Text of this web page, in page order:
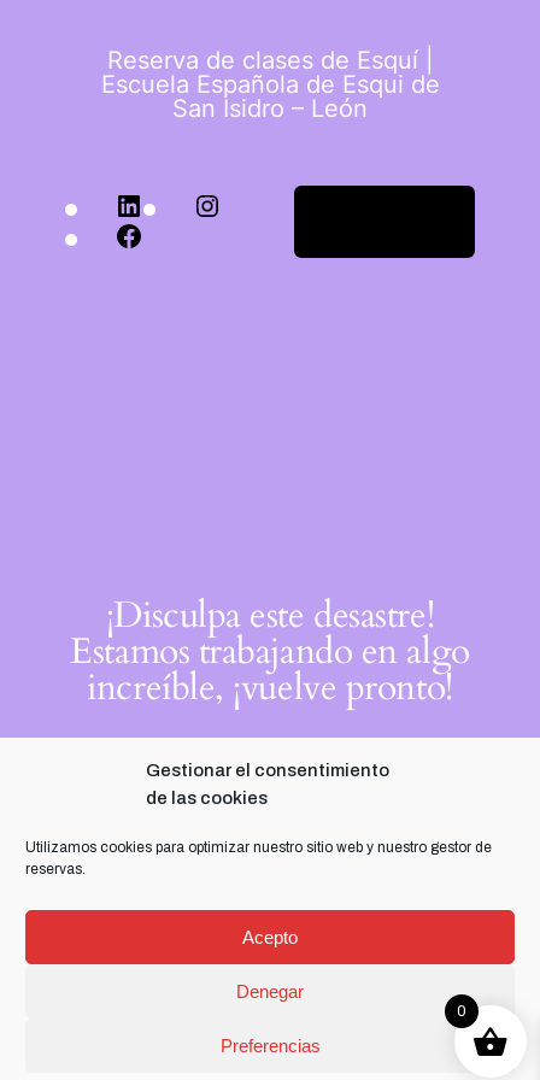
Gestionar el consentimiento
de las cookies
Utilizamos cookies para optimizar nuestro sitio web y nuestro gestor de
reservas.
Acepto
Denegar
Preferencias
Reserva de clases de Esquí |
Escuela Española de Esqui de
San Isidro – León
¡Disculpa este desastre!
Estamos trabajando en algo
increíble, ¡vuelve pronto!
0